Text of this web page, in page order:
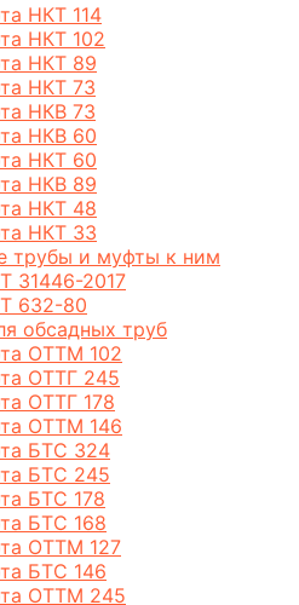
НКТ 114
НКТ 102
НКТ 89
НКТ 73
НКВ 73
НКВ 60
НКТ 60
НКВ 89
НКТ 48
НКТ 33
трубы и муфты к ним
31446-2017
632-80
обсадных труб
ОТТМ 102
ОТТГ 245
ОТТГ 178
ОТТМ 146
БТС 324
БТС 245
БТС 178
БТС 168
ОТТМ 127
БТС 146
ОТТМ 245